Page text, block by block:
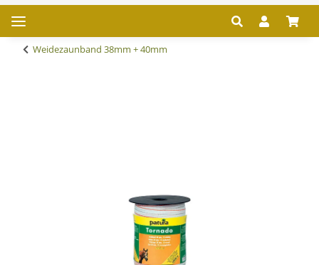
Weidezaunband 38mm + 40mm